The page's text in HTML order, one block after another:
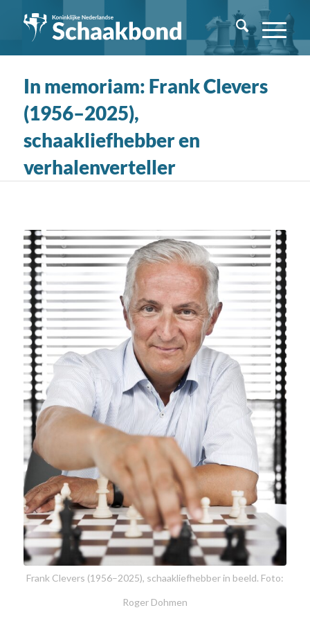
In memoriam: Frank Clevers
(1956–2025),
schaakliefhebber en
verhalenverteller
Frank Clevers (1956–2025), schaakliefhebber in beeld. Foto:
Roger Dohmen